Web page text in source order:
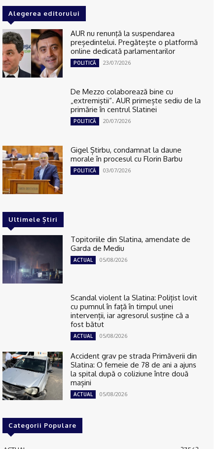
Alegerea editorului
AUR nu renunţă la suspendarea
președintelui. Pregătește o platformă
online dedicată parlamentarilor
POLITICĂ 23/07/2026
De Mezzo colaborează bine cu
„extremiştii“. AUR primește sediu de la
primărie în centrul Slatinei
POLITICĂ 20/07/2026
Gigel Știrbu, condamnat la daune
morale în procesul cu Florin Barbu
POLITICĂ 03/07/2026
Ultimele Știri
Topitoriile din Slatina, amendate de
Garda de Mediu
ACTUAL 05/08/2026
Scandal violent la Slatina: Polițist lovit
cu pumnul în față în timpul unei
intervenții, iar agresorul susține că a
fost bătut
ACTUAL 05/08/2026
Accident grav pe strada Primăverii din
Slatina: O femeie de 78 de ani a ajuns
la spital după o coliziune între două
mașini
ACTUAL 05/08/2026
Categorii Populare